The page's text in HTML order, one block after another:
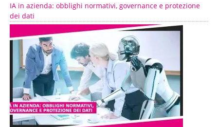
IA in azienda: obblighi normativi, governance e protezione
dei dati